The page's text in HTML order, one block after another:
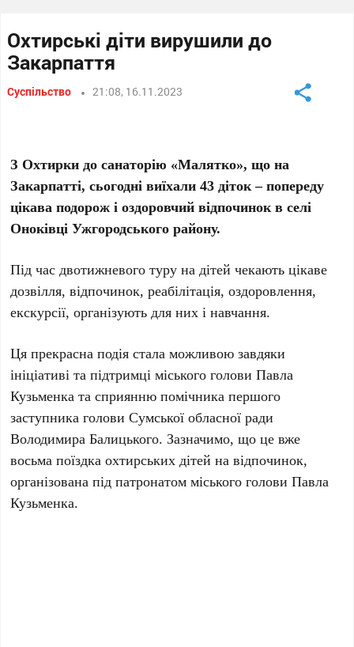
Охтирські діти вирушили до
Закарпаття
Суспільство 21:08, 16.11.2023
З Охтирки до санаторію «Малятко», що на
Закарпатті, сьогодні виїхали 43 діток – попереду
цікава подорож і оздоровчий відпочинок в селі
Оноківці Ужгородського району.
Під час двотижневого туру на дітей чекають цікаве
дозвілля, відпочинок, реабілітація, оздоровлення,
екскурсії, організують для них і навчання.
Ця прекрасна подія стала можливою завдяки
ініціативі та підтримці міського голови Павла
Кузьменка та сприянню помічника першого
заступника голови Сумської обласної ради
Володимира Балицького. Зазначимо, що це вже
восьма поїздка охтирських дітей на відпочинок,
організована під патронатом міського голови Павла
Кузьменка.